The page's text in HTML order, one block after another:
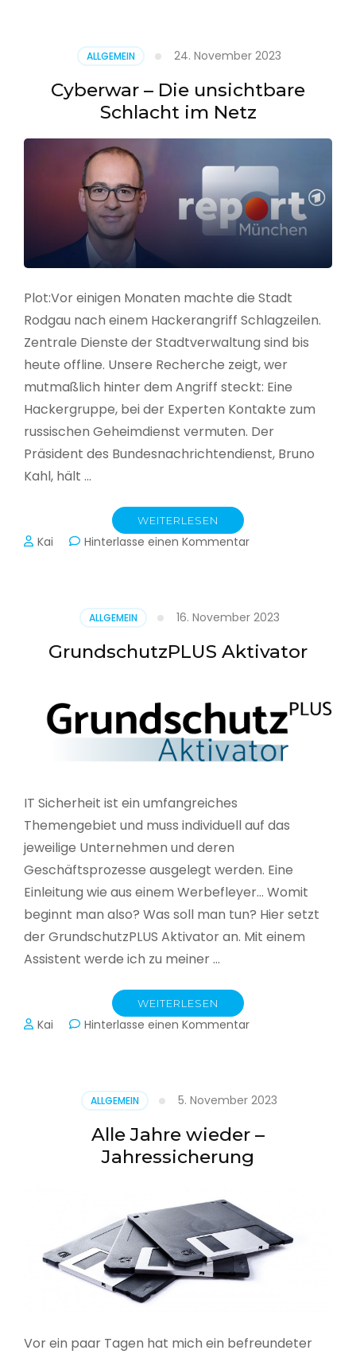
ALLGEMEIN 24. November 2023
Cyberwar – Die unsichtbare
Schlacht im Netz
Plot:Vor einigen Monaten machte die Stadt
Rodgau nach einem Hackerangriff Schlagzeilen.
Zentrale Dienste der Stadtverwaltung sind bis
heute offline. Unsere Recherche zeigt, wer
mutmaßlich hinter dem Angriff steckt: Eine
Hackergruppe, bei der Experten Kontakte zum
russischen Geheimdienst vermuten. Der
Präsident des Bundesnachrichtendienst, Bruno
Kahl, hält …
WEITERLESEN
Kai Hinterlasse einen Kommentarzu
Schlacht
im
Netz
ALLGEMEIN 16. November 2023
GrundschutzPLUS Aktivator
IT Sicherheit ist ein umfangreiches
Themengebiet und muss individuell auf das
jeweilige Unternehmen und deren
Geschäftsprozesse ausgelegt werden. Eine
Einleitung wie aus einem Werbefleyer… Womit
beginnt man also? Was soll man tun? Hier setzt
der GrundschutzPLUS Aktivator an. Mit einem
Assistent werde ich zu meiner …
WEITERLESEN
Kai Hinterlasse einen Kommentarzu
ALLGEMEIN 5. November 2023
Alle Jahre wieder –
Jahressicherung
Vor ein paar Tagen hat mich ein befreundeter